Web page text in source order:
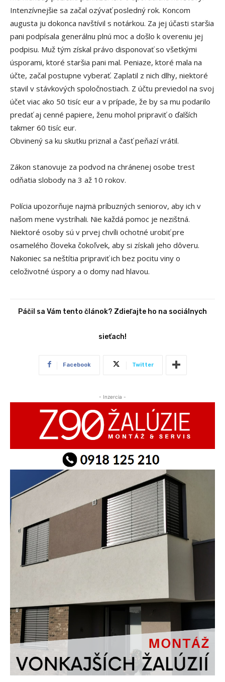
Intenzívnejšie sa začal ozývať posledný rok. Koncom
augusta ju dokonca navštívil s notárkou. Za jej účasti staršia
pani podpísala generálnu plnú moc a došlo k overeniu jej
podpisu. Muž tým získal právo disponovať so všetkými
úsporami, ktoré staršia pani mal. Peniaze, ktoré mala na
účte, začal postupne vyberať. Zaplatil z nich dlhy, niektoré
stavil v stávkových spoločnostiach. Z účtu previedol na svoj
účet viac ako 50 tisíc eur a v prípade, že by sa mu podarilo
predať aj cenné papiere, ženu mohol pripraviť o ďalších
takmer 60 tisíc eur.
Obvinený sa ku skutku priznal a časť peňazí vrátil.
Zákon stanovuje za podvod na chránenej osobe trest
odňatia slobody na 3 až 10 rokov.
Polícia upozorňuje najmä príbuzných seniorov, aby ich v
našom mene vystríhali. Nie každá pomoc je nezištná.
Niektoré osoby sú v prvej chvíli ochotné urobiť pre
osamelého človeka čokoľvek, aby si získali jeho dôveru.
Nakoniec sa neštítia pripraviť ich bez pocitu viny o
celoživotné úspory a o domy nad hlavou.
Páčil sa Vám tento článok? Zdieľajte ho na sociálnych
sieťach!
Facebook Twitter
- Inzercia -